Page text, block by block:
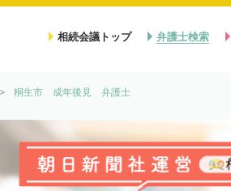
相続会議トップ 弁護士検索
桐生市 成年後見 弁護士